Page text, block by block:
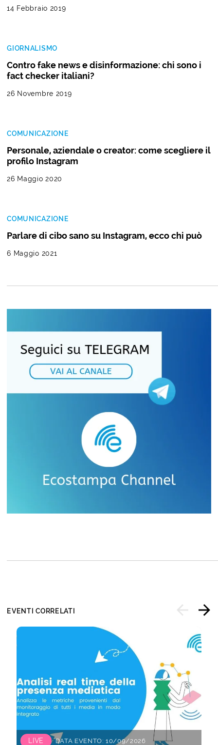
14 Febbraio 2019
GIORNALISMO
Contro fake news e disinformazione: chi sono i
fact checker italiani?
26 Novembre 2019
COMUNICAZIONE
Personale, aziendale o creator: come scegliere il
profilo Instagram
26 Maggio 2020
COMUNICAZIONE
Parlare di cibo sano su Instagram, ecco chi può
6 Maggio 2021
EVENTI CORRELATI
LIVE DATA EVENTO: 10/09/2026